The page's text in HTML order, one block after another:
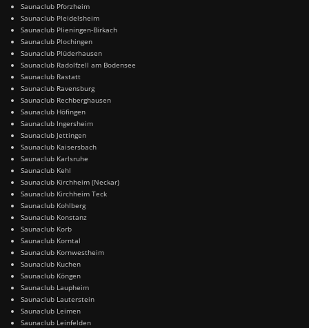
Saunaclub Pforzheim
Saunaclub Pleidelsheim
Saunaclub Plieningen-Birkach
Saunaclub Plochingen
Saunaclub Plüderhausen
Saunaclub Radolfzell am Bodensee
Saunaclub Rastatt
Saunaclub Ravensburg
Saunaclub Rechberghausen
Saunaclub Höfingen
Saunaclub Ingersheim
Saunaclub Jettingen
Saunaclub Kaisersbach
Saunaclub Karlsruhe
Saunaclub Kehl
Saunaclub Kirchheim (Neckar)
Saunaclub Kirchheim Teck
Saunaclub Kohlberg
Saunaclub Konstanz
Saunaclub Korb
Saunaclub Korntal
Saunaclub Kornwestheim
Saunaclub Kuchen
Saunaclub Köngen
Saunaclub Laupheim
Saunaclub Lauterstein
Saunaclub Leimen
Saunaclub Leinfelden